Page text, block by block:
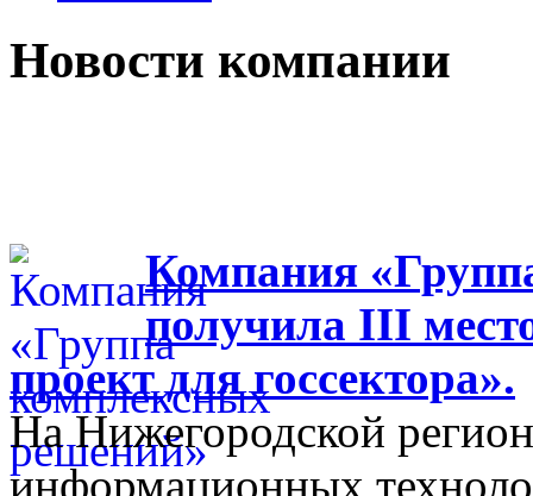
Новости компании
Компания
получила III
проект для госсектора».
На Нижегородской
информационных